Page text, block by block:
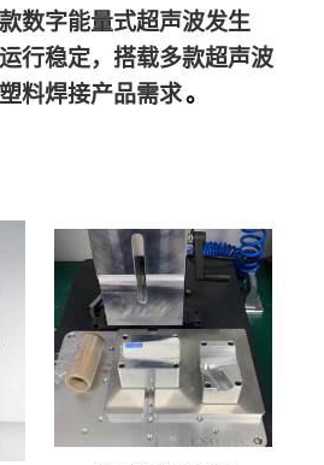
数字能量式超声波发生
行稳定，搭载多款超声波
料焊接产品需求。